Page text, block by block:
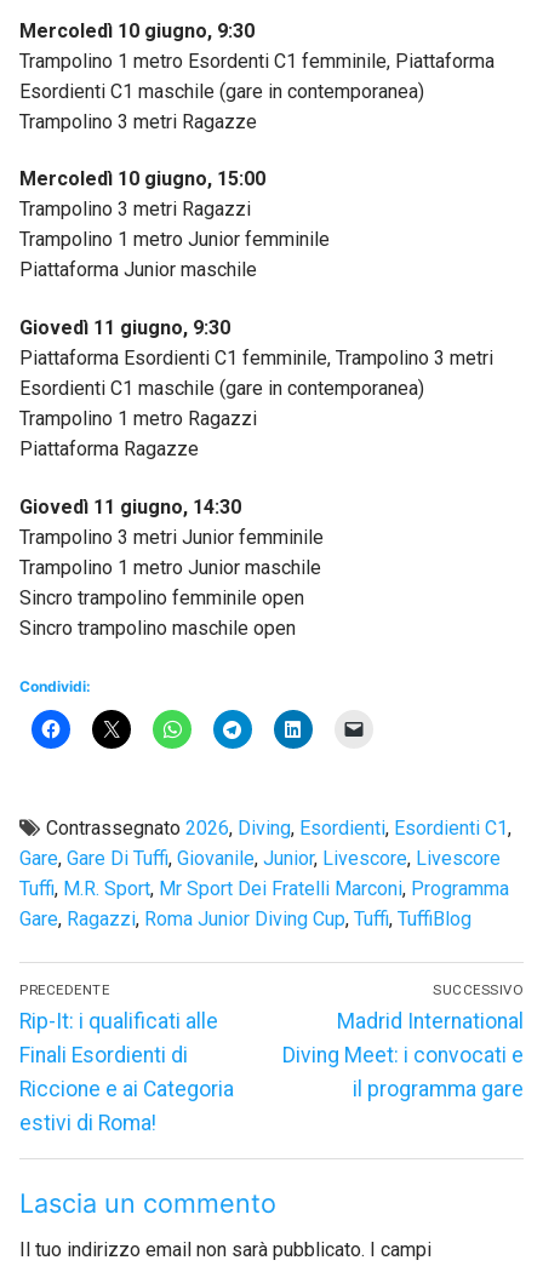
Mercoledì 10 giugno, 9:30
Trampolino 1 metro Esordenti C1 femminile, Piattaforma
Esordienti C1 maschile (gare in contemporanea)
Trampolino 3 metri Ragazze
Mercoledì 10 giugno, 15:00
Trampolino 3 metri Ragazzi
Trampolino 1 metro Junior femminile
Piattaforma Junior maschile
Giovedì 11 giugno, 9:30
Piattaforma Esordienti C1 femminile, Trampolino 3 metri
Esordienti C1 maschile (gare in contemporanea)
Trampolino 1 metro Ragazzi
Piattaforma Ragazze
Giovedì 11 giugno, 14:30
Trampolino 3 metri Junior femminile
Trampolino 1 metro Junior maschile
Sincro trampolino femminile open
Sincro trampolino maschile open
Condividi:
Contrassegnato 2026, Diving, Esordienti, Esordienti C1,
Gare, Gare Di Tuffi, Giovanile, Junior, Livescore, Livescore
Tuffi, M.R. Sport, Mr Sport Dei Fratelli Marconi, Programma
Gare, Ragazzi, Roma Junior Diving Cup, Tuffi, TuffiBlog
Navigazione
articoli
PRECEDENTE
Articolo
precedente:
Rip-It: i qualificati alle
Finali Esordienti di
Riccione e ai Categoria
estivi di Roma!
SUCCESSIVO
Articolo
successivo:
Madrid International
Diving Meet: i convocati e
il programma gare
Lascia un commento
Il tuo indirizzo email non sarà pubblicato. I campi